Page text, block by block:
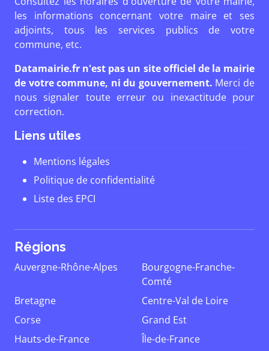
les informations concernant votre maire et ses
adjoints, tous les services publics de votre
commune, etc.
Datamairie.fr n'est pas un site officiel de la mairie
de votre commune, ni du gouvernement. Merci de
nous signaler toute erreur ou inexactitude pour
correction.
Liens utiles
Mentions légales
Politique de confidentialité
Liste des EPCI
Régions
Auvergne-Rhône-Alpes
Bourgogne-Franche-
Comté
Bretagne
Centre-Val de Loire
Corse
Grand Est
Hauts-de-France
Île-de-France